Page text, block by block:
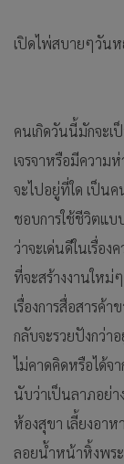
เปิดไพ่สบายๆวันห
คนเกิดวันนี้มักจะ
เจรจาหรือมีความ
จะไปอยู่ที่ใด เป็น
ชอบการใช้ชีวิตแ
ว่าจะเด่นดีในเรื่อ
ที่จะสร้างงานใหม่
เรื่องการสื่อสารค้
กลับจะรวยปังกว่า
ไม่คาดคิดหรือได้จ
นับว่าเป็นลาภอย่า
ห้องสุขา เลี้ยงอาห
ลอยน้ำหน้าหิ้งพร